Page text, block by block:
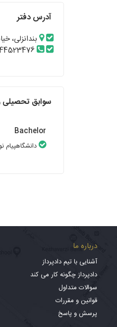
آدرس دفتر
بندانزلی،
سوابق تحصیلی
Bachelor
دانشگاهپیام
درباره ما
آشنایی با تیم دادپرداز
دادپرداز چگونه کار می کند
سوالات متداول
قوانین و مقررات
پرسش و پاسخ